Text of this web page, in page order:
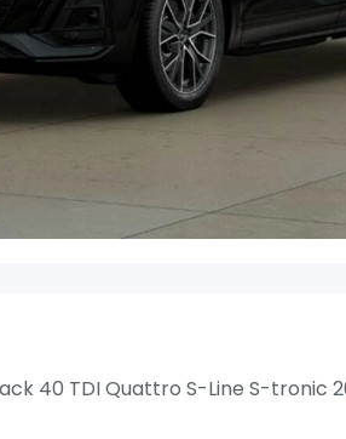
40 TDI Quattro S-Line S-tronic